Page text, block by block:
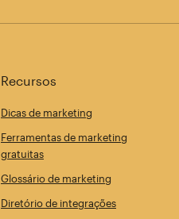
Recursos
Dicas de marketing
Ferramentas de marketing
gratuitas
Glossário de marketing
Diretório de integrações